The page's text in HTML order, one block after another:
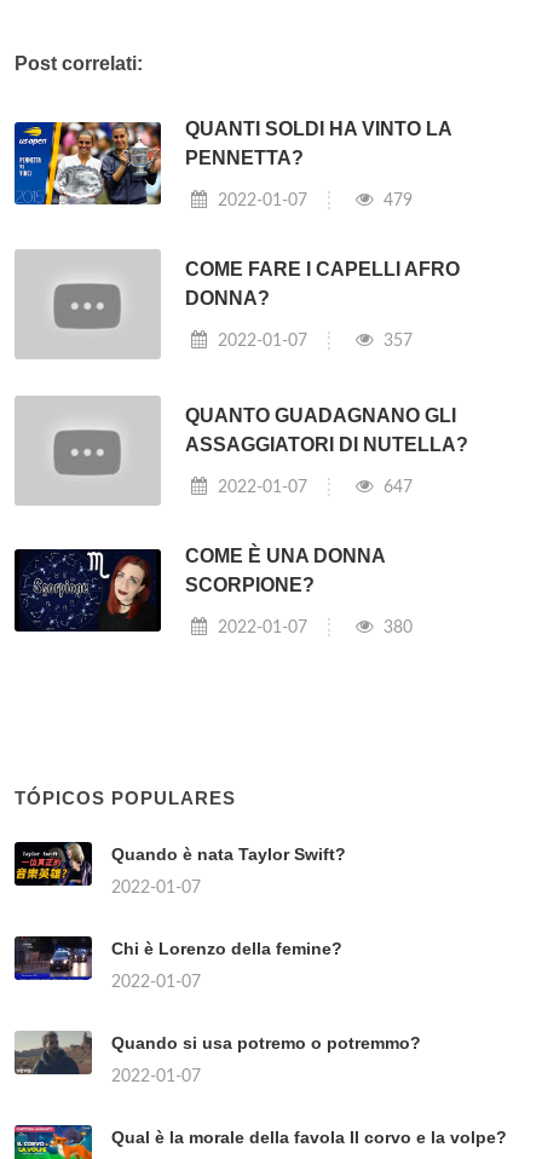
Post correlati:
QUANTI SOLDI HA VINTO LA
PENNETTA?
2022-01-07 479
COME FARE I CAPELLI AFRO
DONNA?
2022-01-07 357
QUANTO GUADAGNANO GLI
ASSAGGIATORI DI NUTELLA?
2022-01-07 647
COME È UNA DONNA
SCORPIONE?
2022-01-07 380
TÓPICOS POPULARES
Quando è nata Taylor Swift?
2022-01-07
Chi è Lorenzo della femine?
2022-01-07
Quando si usa potremo o potremmo?
2022-01-07
Qual è la morale della favola Il corvo e la volpe?